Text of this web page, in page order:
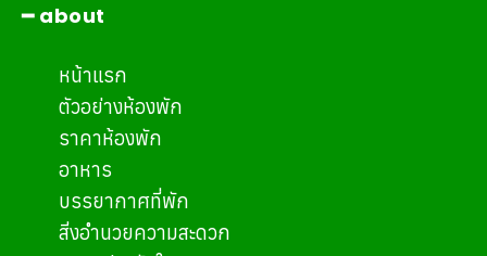
━ about
หน้าแรก
ตัวอย่างห้องพัก
ราคาห้องพัก
อาหาร
บรรยากาศที่พัก
สิ่งอำนวยความสะดวก